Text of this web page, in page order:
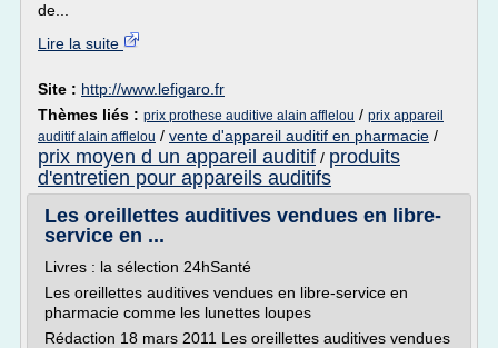
de...
Lire la suite
Site : http://www.lefigaro.fr
Thèmes liés : prix prothese auditive alain afflelou / prix appareil
auditif alain afflelou / vente d'appareil auditif en pharmacie /
prix moyen d un appareil auditif / produits
d'entretien pour appareils auditifs
Les oreillettes auditives vendues en libre-
service en ...
Livres : la sélection 24hSanté
Les oreillettes auditives vendues en libre-service en
pharmacie comme les lunettes loupes
Rédaction 18 mars 2011 Les oreillettes auditives vendues